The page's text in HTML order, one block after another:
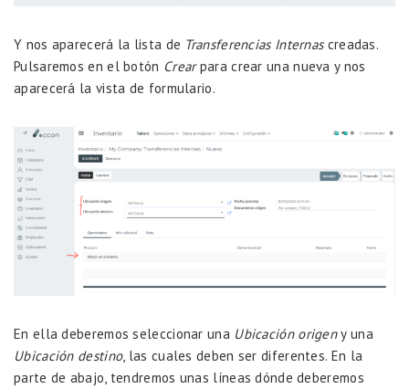
Y nos aparecerá la lista de Transferencias Internascreadas.
Pulsaremos en el botón Crearpara crear una nueva y nos
aparecerá la vista de formulario.
En ella deberemos seleccionar una Ubicación origeny una
Ubicación destino, las cuales deben ser diferentes. En la
parte de abajo, tendremos unas líneas dónde deberemos